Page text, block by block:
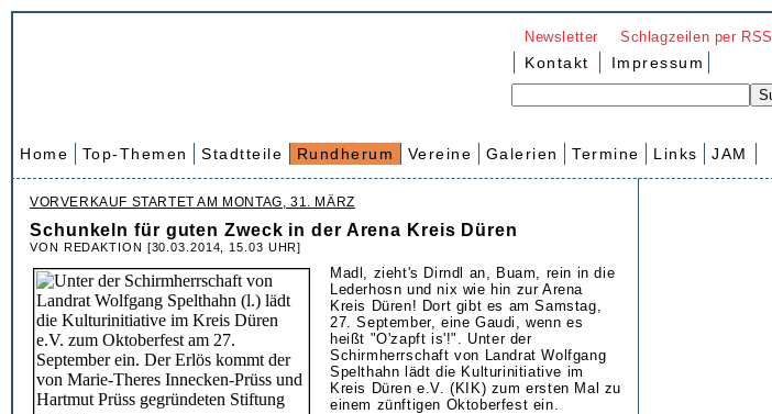
Newsletter Schlagzeilen per RSS
Kontakt Impressum
Home Top-Themen Stadtteile Rundherum Vereine Galerien Termine Links JAM
VORVERKAUF STARTET AM MONTAG, 31. MÄRZ
Schunkeln für guten Zweck in der Arena Kreis Düren
VON REDAKTION [30.03.2014, 15.03 UHR]
Madl, zieht's Dirndl an, Buam, rein in die
Lederhosn und nix wie hin zur Arena
Kreis Düren! Dort gibt es am Samstag,
27. September, eine Gaudi, wenn es
heißt "O'zapft is'!". Unter der
Schirmherrschaft von Landrat Wolfgang
Spelthahn lädt die Kulturinitiative im
Kreis Düren e.V. (KIK) zum ersten Mal zu
einem zünftigen Oktoberfest ein.